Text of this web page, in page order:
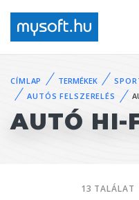
CÍMLAP TERMÉKEK
AUTÓS FELSZERELÉS
AUTÓ HI-
13 TALÁLAT